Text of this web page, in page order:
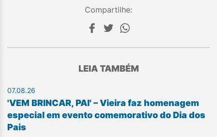
Compartilhe:
LEIA TAMBÉM
07.08.26
'VEM BRINCAR, PAI' – Vieira faz homenagem
especial em evento comemorativo do Dia dos
Pais